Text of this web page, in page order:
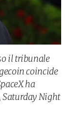
il tribunale
coincide
ha
Saturday Night